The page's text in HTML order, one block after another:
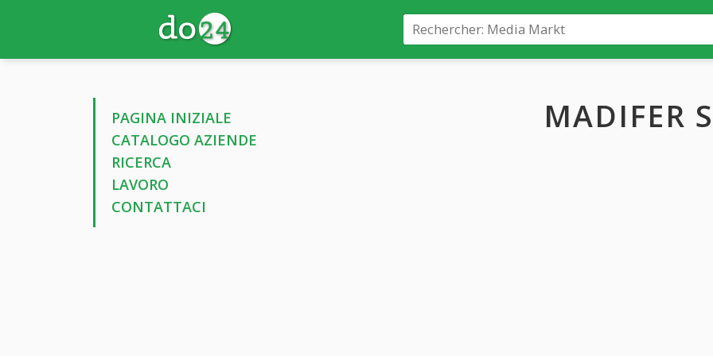
PAGINA INIZIALE
CATALOGO AZIENDE
RICERCA
LAVORO
CONTATTACI
MADIFER